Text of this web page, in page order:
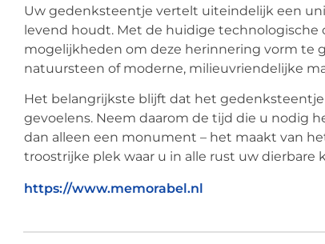
Uw gedenksteentje vertelt uiteindelijk een
levend houdt. Met de huidige
mogelijkheden om deze herinnering vorm te
natuursteen of moderne, milieuvriendelijke
Het belangrijkste blijft dat het
gevoelens. Neem daarom de tijd die u nodig
dan alleen een monument – het maakt van
troostrijke plek waar u in alle rust uw dierbare
https://www.memorabel.nl